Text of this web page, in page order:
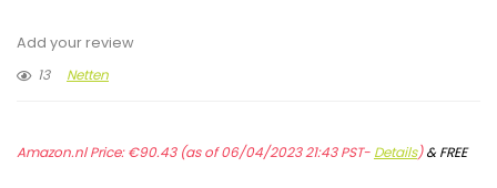
Add your review
13
Netten
Amazon.nl Price:€90.43(as of 06/04/2023 21:43 PST- Details)&FREE